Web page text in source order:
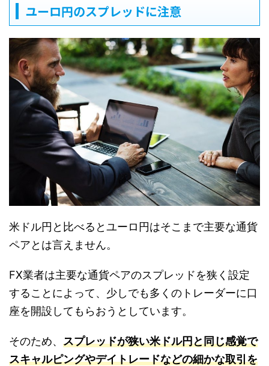
ユーロ円のスプレッドに注意
米ドル円と比べるとユーロ円はそこまで主要な通貨
ペアとは言えません。
FX業者は主要な通貨ペアのスプレッドを狭く設定
することによって、少しでも多くのトレーダーに口
座を開設してもらおうとしています。
そのため、 スプレッドが狭い米ドル円と同じ感覚で
スキャルピングやデイトレードなどの細かな取引を